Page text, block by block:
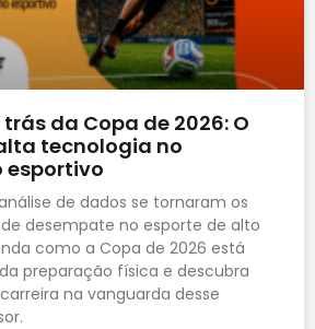
da Copa de 2026: O
tecnologia no
esportivo
de dados se tornaram os
desempate no esporte de alto
como a Copa de 2026 está
preparação física e descubra
na vanguarda desse